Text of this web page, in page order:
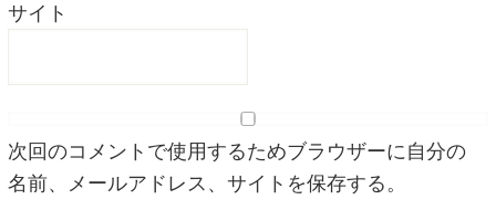
サイト
次回のコメントで使用するためブラウザーに自分の
名前、メールアドレス、サイトを保存する。